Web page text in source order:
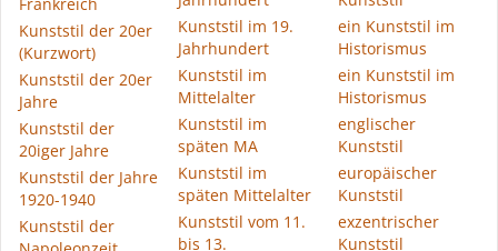
Kunststil der 20er
(Kurzwort)
Kunststil der 20er
Jahre
Kunststil der
20iger Jahre
Kunststil der Jahre
1920-1940
Kunststil der
Kunststil im 19.
Jahrhundert
Kunststil im
Mittelalter
Kunststil im
späten MA
Kunststil im
späten Mittelalter
Kunststil vom 11.
bis 13.
ein Kunststil im
Historismus
ein Kunststil im
Historismus
englischer
Kunststil
europäischer
Kunststil
exzentrischer
Kunststil